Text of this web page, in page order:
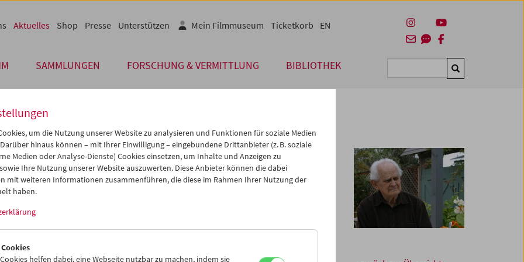
SAMMLUNGEN FORSCHUNG & VERMITTLUNG BIBLIOTHEK Suchen
Aktuelles Shop Presse Unterstützen Mein Filmmuseum Ticketkorb EN
2008
Farber 1917-2008
für die ureigenen Potentiale des populären Films, seine eigenwillige,
um die Nutzung unserer Website zu analysieren und Funktionen für soziale Medien
hinaus können – mit Ihrer Einwilligung – eingebundene Drittanbieter (z. B. soziale
Medien oder Analyse-Dienste) Cookies einsetzen, um Inhalte und Anzeigen zu
Ihre Nutzung unserer Website auszuwerten. Diese Anbieter können die dabei
mit weiteren Informationen zusammenführen, die diese im Rahmen Ihrer Nutzung der
haben.
helfen dabei, eine Webseite nutzbar zu machen, indem sie